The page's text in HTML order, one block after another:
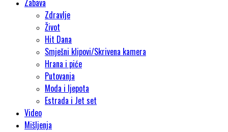
Zabava
Zdravlje
Život
Hit Dana
Smješni klipovi/Skrivena kamera
Hrana i piće
Putovanja
Moda i ljepota
Estrada i Jet set
Video
Mišljenja